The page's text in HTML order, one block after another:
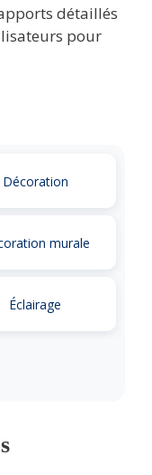
détaillés
pour
Décoration
murale
Éclairage